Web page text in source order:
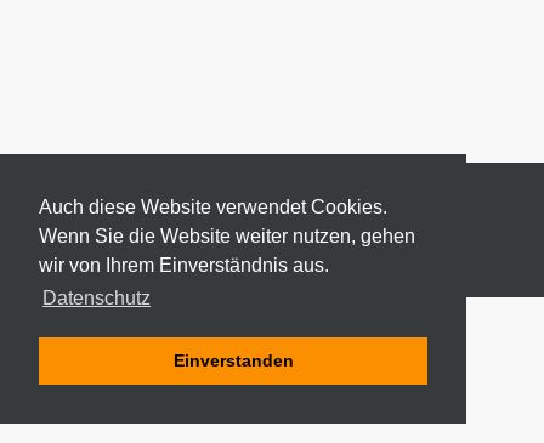
Auch diese Website verwendet Cookies.
Wenn Sie die Website weiter nutzen, gehen
wir von Ihrem Einverständnis aus.
Datenschutz
Einverstanden
© 2026 ODEKI - ALLE RECHTE VORBEHALTEN